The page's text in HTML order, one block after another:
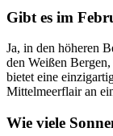
Gibt es im
Ja, in den höheren
den Weißen
bietet eine
Mittelmeerflair an
Wie viele